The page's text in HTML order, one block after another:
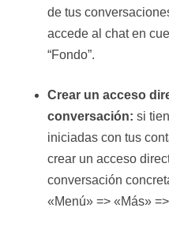
de tus
accede al chat en
“Fondo”.
Crear un acceso
conversación: si
iniciadas con tus
crear un acceso
conversación
«Menú» => «Más»